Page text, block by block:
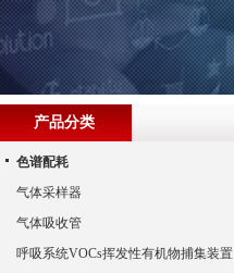
产品分类
色谱配耗
气体采样器
气体吸收管
呼吸系统VOCs挥发性有机物捕集装置